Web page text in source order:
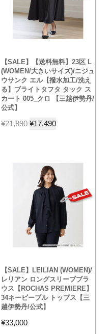
【SALE】【送料無料】23区 L
(WOMEN/大きいサイズ)/ニジュ
ウサンク エル【撥水加工/洗え
る】ブライトタフタ タック ス
カート 005_クロ 【三越伊勢丹/
公式】
¥21,890 ¥17,490
【SALE】LEILIAN (WOMEN)/
レリアン ロングスリーブブラ
ウス【ROCHAS PREMIERE】
34ネービーブル トップス【三
越伊勢丹/公式】
¥33,000